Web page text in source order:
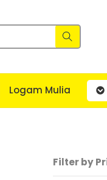
Logam Mulia
Filter by